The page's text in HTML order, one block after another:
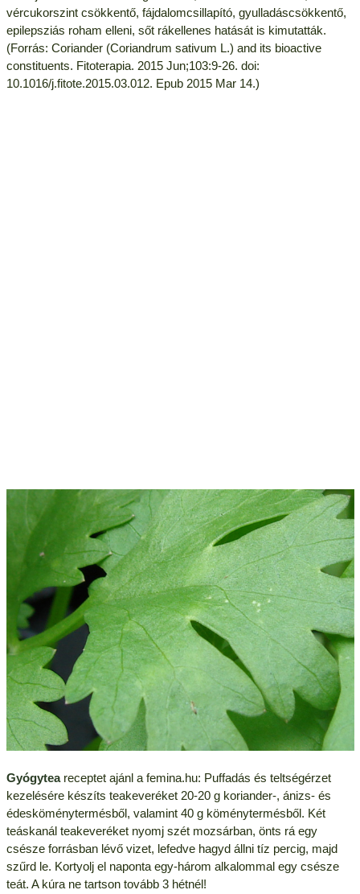
vércukorszint csökkentő, fájdalomcsillapító, gyulladáscsökkentő,
epilepsziás roham elleni, sőt rákellenes hatását is kimutatták.
(Forrás: Coriander (Coriandrum sativum L.) and its bioactive
constituents. Fitoterapia. 2015 Jun;103:9-26. doi:
10.1016/j.fitote.2015.03.012. Epub 2015 Mar 14.)
Gyógyteareceptet ajánl a femina.hu: Puffadás és teltségérzet
kezelésére készíts teakeveréket 20-20 g koriander-, ánizs- és
édesköménytermésből, valamint 40 g köménytermésből. Két
teáskanál teakeveréket nyomj szét mozsárban, önts rá egy
csésze forrásban lévő vizet, lefedve hagyd állni tíz percig, majd
szűrd le. Kortyolj el naponta egy-három alkalommal egy csésze
teát. A kúra ne tartson tovább 3 hétnél!